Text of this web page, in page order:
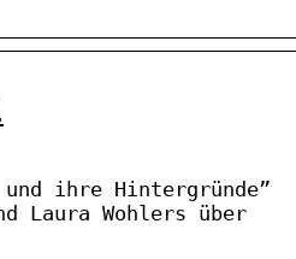
und ihre Hintergründe”
Laura Wohlers über